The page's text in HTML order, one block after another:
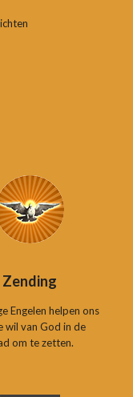
Zending
Engelen helpen ons
wil van God in de
om te zetten.